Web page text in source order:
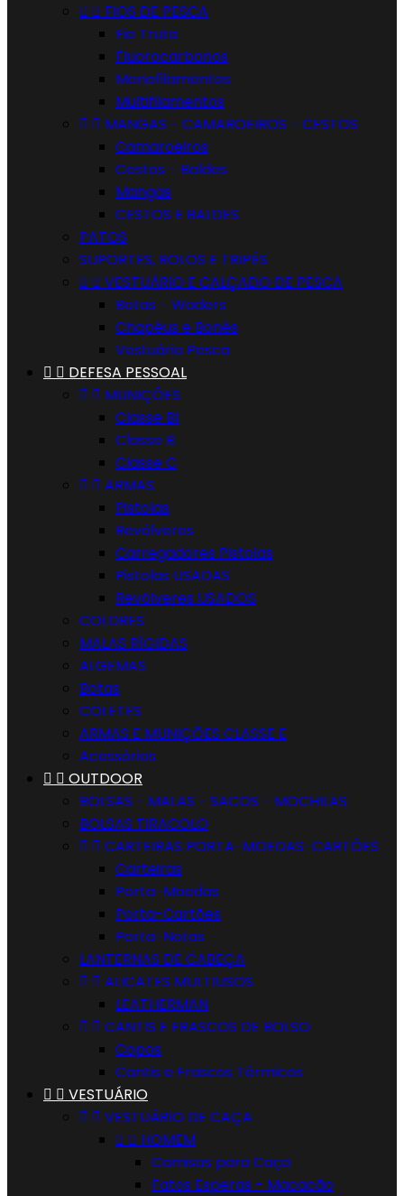
  FIOS DE PESCA
Fio Truta
Fluorocarbonos
Monofilamentos
Multifilamentos
  MANGAS - CAMAROEIROS - CESTOS
Camaroeiros
Cestos - Baldes
Mangas
CESTOS E BALDES
PATOS
SUPORTES, ROLOS E TRIPÉS
  VESTUÁRIO E CALÇADO DE PESCA
Botas - Waders
Chapéus e Bonés
Vestuário Pesca
  DEFESA PESSOAL
  MUNIÇÕES
Classe B1
Classe B
Classe C
  ARMAS
Pistolas
Revólveres
Carregadores Pistolas
Pistolas USADAS
Revólveres USADOS
COLDRES
MALAS RÍGIDAS
ALGEMAS
Botas
COLETES
ARMAS E MUNIÇÕES CLASSE E
Acessórios
  OUTDOOR
BOLSAS - MALAS - SACOS - MOCHILAS
BOLSAS TIRACOLO
  CARTEIRAS PORTA-MOEDAS-CARTÕES
Carteiras
Porta-Moedas
Porta-Cartões
Porta-Notas
LANTERNAS DE CABEÇA
  ALICATES MULTIUSOS
LEATHERMAN
  CANTIS E FRASCOS DE BOLSO
Copos
Cantis e Frascos Térmicos
  VESTUÁRIO
  VESTUÁRIO DE CAÇA
  HOMEM
Camisas para Caça
Fatos Esperas - Macacão